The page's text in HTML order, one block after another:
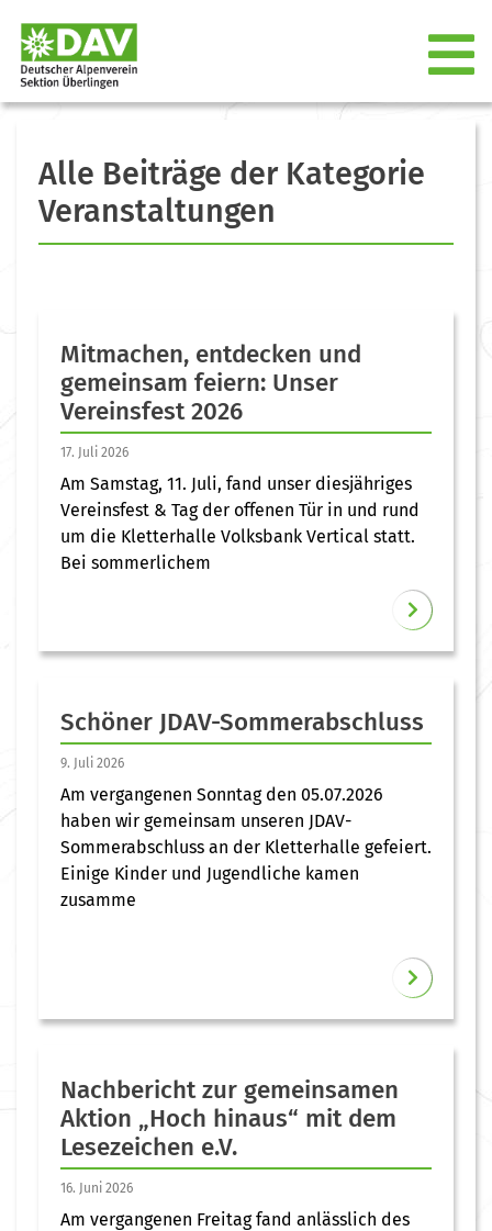
Alle Beiträge der Kategorie
Veranstaltungen
Mitmachen, entdecken und
gemeinsam feiern: Unser
Vereinsfest 2026
17. Juli 2026
Am Samstag, 11. Juli, fand unser diesjähriges
Vereinsfest & Tag der offenen Tür in und rund
um die Kletterhalle Volksbank Vertical statt.
Bei sommerlichem
Schöner JDAV-Sommerabschluss
9. Juli 2026
Am vergangenen Sonntag den 05.07.2026
haben wir gemeinsam unseren JDAV-
Sommerabschluss an der Kletterhalle gefeiert.
Einige Kinder und Jugendliche kamen
zusamme
Nachbericht zur gemeinsamen
Aktion „Hoch hinaus“ mit dem
Lesezeichen e.V.
16. Juni 2026
Am vergangenen Freitag fand anlässlich des